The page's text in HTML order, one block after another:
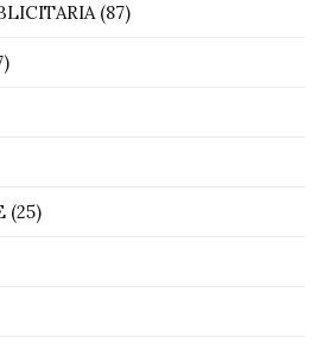
(87)
(25)